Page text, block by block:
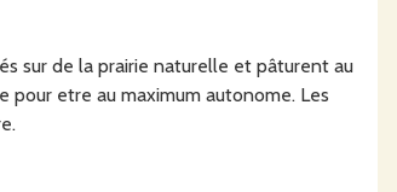
sur de la prairie naturelle et pâturent au
pour etre au maximum autonome. Les